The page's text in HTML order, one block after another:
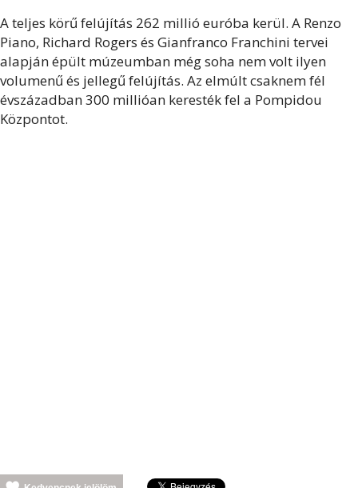
A teljes körű felújítás 262 millió euróba kerül. A Renzo
Piano, Richard Rogers és Gianfranco Franchini tervei
alapján épült múzeumban még soha nem volt ilyen
volumenű és jellegű felújítás. Az elmúlt csaknem fél
évszázadban 300 millióan keresték fel a Pompidou
Központot.